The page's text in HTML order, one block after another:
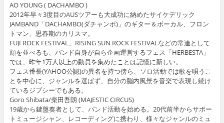
AO YOUNG ( DACHAMBO )
2012年早々3度目のAUSツアーも大成功に納めたサイケデリック
JAMBAND「DACHAMBO(ダチャンボ)」のギター＆ボーカル、フロン
トマン、思春期のカリスマ。
FUJI ROCK FESTIVAL、RISING SUN ROCK FESTIVALなどの常連として
顔を並べるも、バンド自身が自ら企画運営するフェス「HERBESTA」
では、昨年1万人以上の動員を集めたことは記憶に新しい。
フェス番長(YAHOO公認)の異名を持つ傍ら、ソロ活動では歌を唄うこ
とを中心に、ジャンルを選ばず、自分の脳内風景を音楽で表現し続け
ているジプシーでもある。
Goro Shibata/柴田吾朗 (MAJESTIC CIRCUS)
19歳から鍵盤奏者として、バンド活動を始める。20代前半からサポー
トミュージシャン、レコーディングに携わり、様々なジャンルのミュ